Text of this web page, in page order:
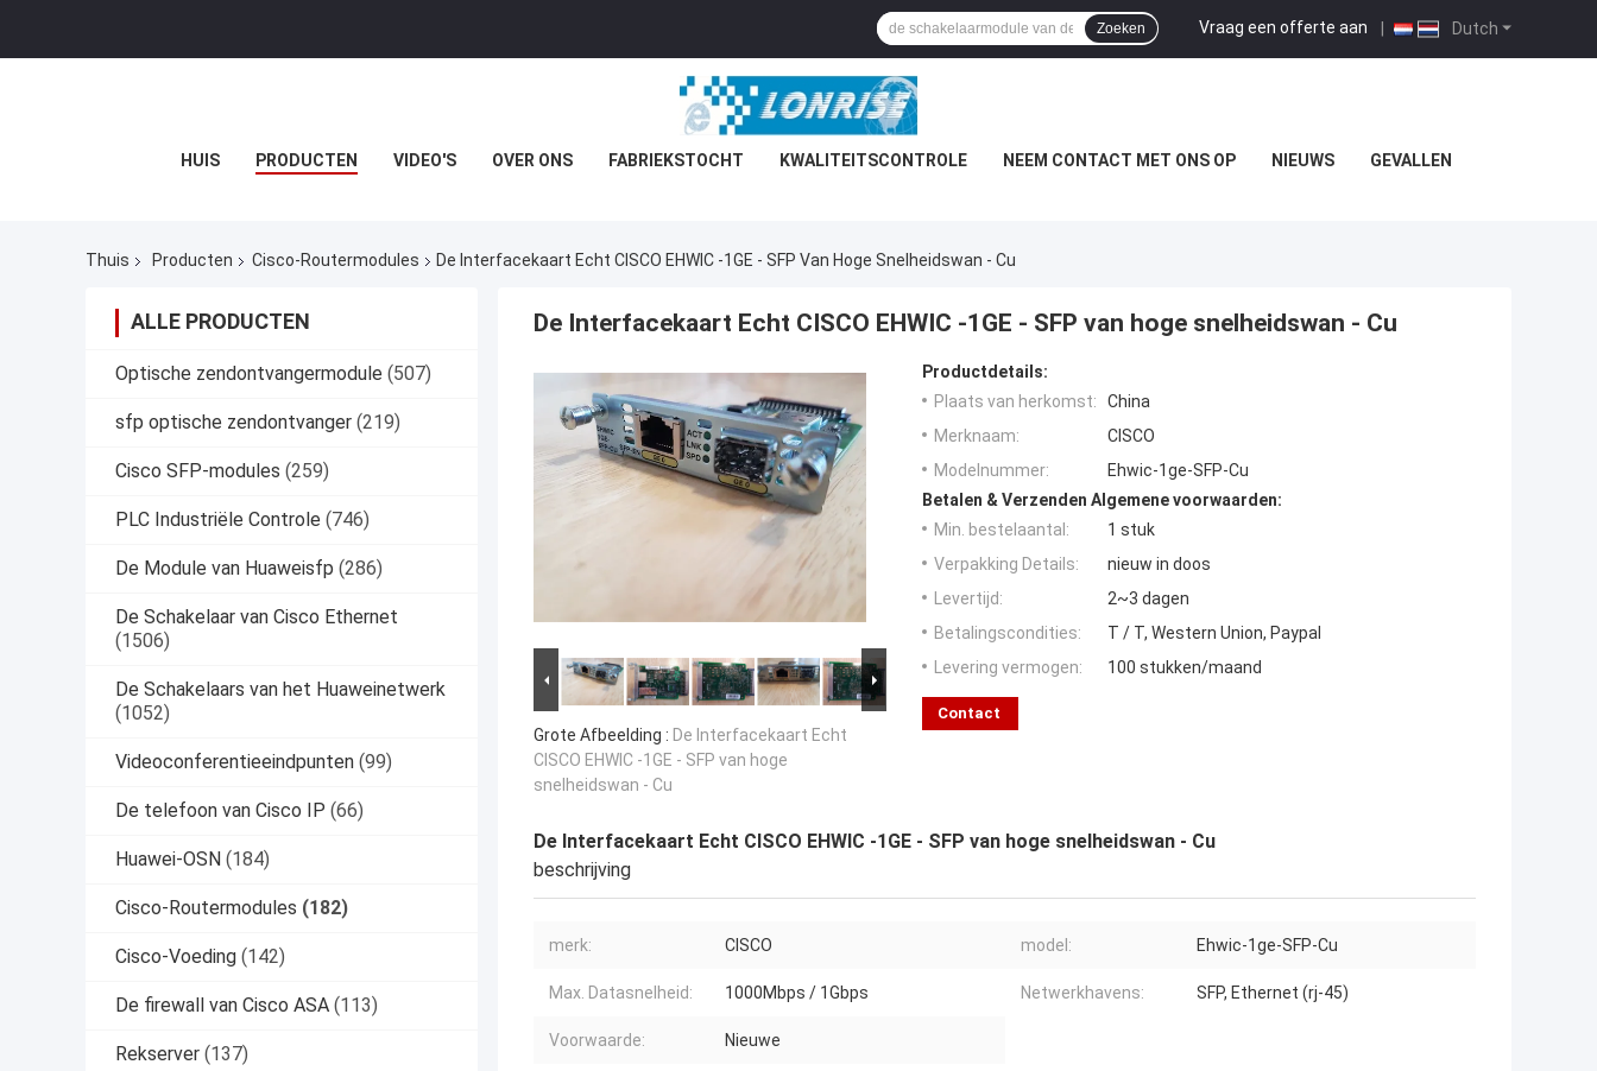
Dutch
Vraag een offerte aan |
Zoeken
HUIS PRODUCTEN VIDEO'S OVER ONS FABRIEKSTOCHT KWALITEITSCONTROLE NEEM CONTACT MET ONS OP NIEUWS GEVALLEN
Thuis Producten Cisco-Routermodules De Interfacekaart Echt CISCO EHWIC -1GE - SFP Van Hoge Snelheidswan - Cu
ALLE PRODUCTEN
Optische zendontvangermodule (507)
sfp optische zendontvanger (219)
Cisco SFP-modules (259)
PLC Industriële Controle (746)
De Module van Huaweisfp (286)
De Schakelaar van Cisco Ethernet
(1506)
De Schakelaars van het Huaweinetwerk
(1052)
Videoconferentieeindpunten (99)
De telefoon van Cisco IP (66)
Huawei-OSN (184)
Cisco-Routermodules (182)
Cisco-Voeding (142)
De firewall van Cisco ASA (113)
Rekserver (137)
De Interfacekaart Echt CISCO EHWIC -1GE - SFP van hoge snelheidswan - Cu
Grote Afbeelding : De Interfacekaart Echt
CISCO EHWIC -1GE - SFP van hoge
snelheidswan - Cu
Productdetails:
Plaats van herkomst:
China
Merknaam:
CISCO
Modelnummer:
Ehwic-1ge-SFP-Cu
Betalen & Verzenden Algemene voorwaarden:
Min. bestelaantal:
1 stuk
Verpakking Details:
nieuw in doos
Levertijd:
2~3 dagen
Betalingscondities:
T / T, Western Union, Paypal
Levering vermogen:
100 stukken/maand
Contact
De Interfacekaart Echt CISCO EHWIC -1GE - SFP van hoge snelheidswan - Cu
beschrijving
merk: CISCO model: Ehwic-1ge-SFP-Cu
Max. Datasnelheid: 1000Mbps / 1Gbps Netwerkhavens: SFP, Ethernet (rj-45)
Voorwaarde: Nieuwe